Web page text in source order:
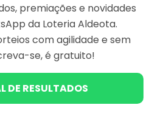
premiações e novidades
da Loteria Aldeota.
com agilidade e sem
se, é gratuito!
DE RESULTADOS